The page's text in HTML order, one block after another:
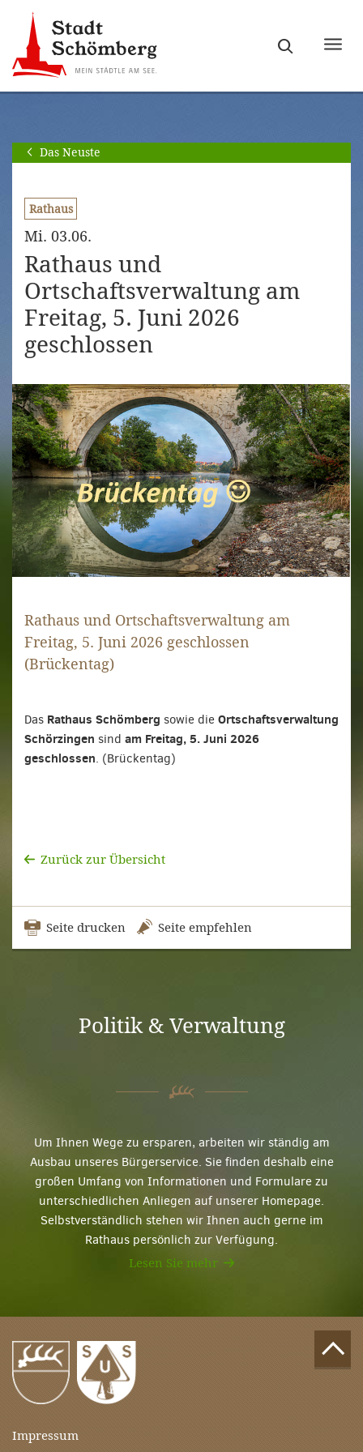
Hauptnavigation
springen
[Alt]+
Seiteninhalt
springen
[Alt]+
Das Neuste
Rathaus
Mi. 03.06.
Rathaus und
Ortschaftsverwaltung am
Freitag, 5. Juni 2026
geschlossen
Rathaus und Ortschaftsverwaltung am
Freitag, 5. Juni 2026 geschlossen
(Brückentag)
Das Rathaus Schömberg sowie die Ortschaftsverwaltung
Schörzingen sind am Freitag, 5. Juni 2026
geschlossen. (Brückentag)
Zurück zur Übersicht
Seite drucken Seite empfehlen
Politik & Verwaltung
Um Ihnen Wege zu ersparen, arbeiten wir ständig am
Ausbau unseres Bürgerservice. Sie finden deshalb eine
großen Umfang von Informationen und Formulare zu
unterschiedlichen Anliegen auf unserer Homepage.
Selbstverständlich stehen wir Ihnen auch gerne im
Rathaus persönlich zur Verfügung.
Lesen Sie mehr
Impressum